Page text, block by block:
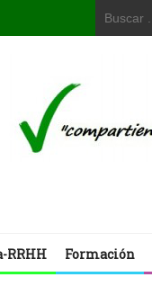
RRHH Formación